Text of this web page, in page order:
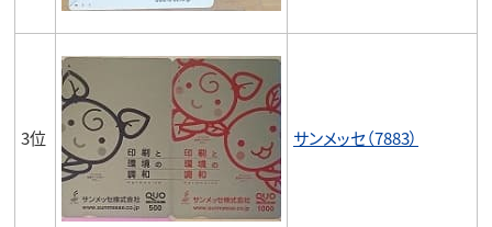
3位 サンメッセ（7883）